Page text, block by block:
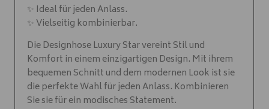
✨ Ideal für jeden Anlass.
✨ Vielseitig kombinierbar.
Die Designhose Luxury Star vereint Stil und
Komfort in einem einzigartigen Design. Mit ihrem
bequemen Schnitt und dem modernen Look ist sie
die perfekte Wahl für jeden Anlass. Kombinieren
Sie sie für ein modisches Statement.